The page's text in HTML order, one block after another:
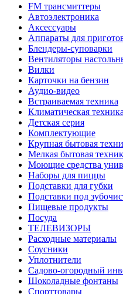
FM трансмиттеры
Автоэлектроника
Аксессуары
Аппараты для
Блендеры-суповарки
Вентиляторы
Вилки
Карточки на бензин
Аудио-видео
Встраиваемая техника
Климатическая техника
Детская серия
Комплектующие
Крупная бытовая
Мелкая бытовая
Моющие средства
Наборы для пиццы
Подставки для губки
Подставки под
Пищевые продукты
Посуда
ТЕЛЕВИЗОРЫ
Расходные материалы
Соусники
Уплотнители
Садово-огородный
Шоколадные фонтаны
Спорттовары